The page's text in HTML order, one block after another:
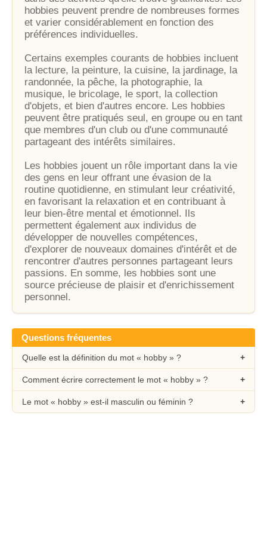
hobbies peuvent prendre de nombreuses formes
et varier considérablement en fonction des
préférences individuelles.
Certains exemples courants de hobbies incluent
la lecture, la peinture, la cuisine, la jardinage, la
randonnée, la pêche, la photographie, la
musique, le bricolage, le sport, la collection
d'objets, et bien d'autres encore. Les hobbies
peuvent être pratiqués seul, en groupe ou en tant
que membres d'un club ou d'une communauté
partageant des intérêts similaires.
Les hobbies jouent un rôle important dans la vie
des gens en leur offrant une évasion de la
routine quotidienne, en stimulant leur créativité,
en favorisant la relaxation et en contribuant à
leur bien-être mental et émotionnel. Ils
permettent également aux individus de
développer de nouvelles compétences,
d'explorer de nouveaux domaines d'intérêt et de
rencontrer d'autres personnes partageant leurs
passions. En somme, les hobbies sont une
source précieuse de plaisir et d'enrichissement
personnel.
Questions fréquentes
Quelle est la définition du mot « hobby » ?
Comment écrire correctement le mot « hobby » ?
Le mot « hobby » est-il masculin ou féminin ?